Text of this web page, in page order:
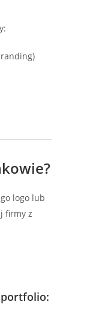
logo lub
firmy z
portfolio: